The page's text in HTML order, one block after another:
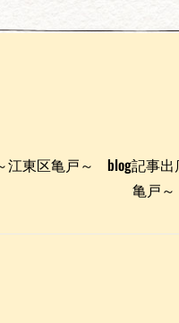
江東区亀戸～
blog記事
亀戸～